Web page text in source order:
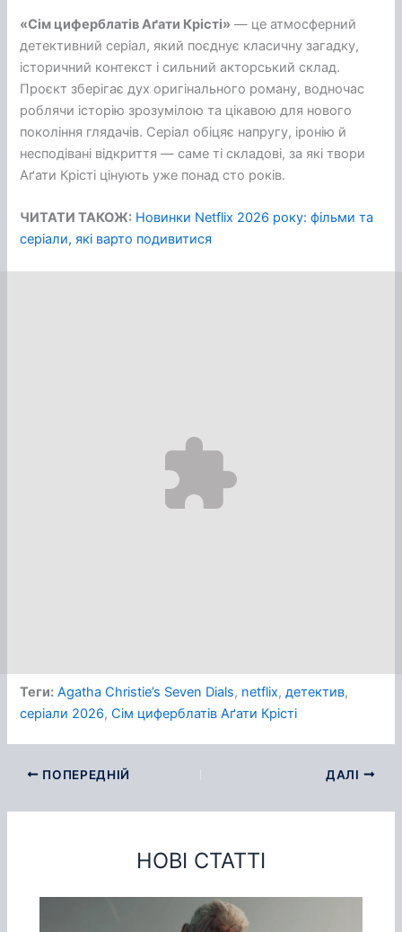
«Сім циферблатів Аґати Крісті» — це атмосферний
детективний серіал, який поєднує класичну загадку,
історичний контекст і сильний акторський склад.
Проєкт зберігає дух оригінального роману, водночас
роблячи історію зрозумілою та цікавою для нового
покоління глядачів. Серіал обіцяє напругу, іронію й
несподівані відкриття — саме ті складові, за які твори
Аґати Крісті цінують уже понад сто років.
ЧИТАТИ ТАКОЖ: Новинки Netflix 2026 року: фільми та
серіали, які варто подивитися
Теги: Agatha Christie’s Seven Dials, netflix, детектив
серіали 2026, Сім циферблатів Аґати Крісті
ПОПЕРЕДНІЙ ДАЛІ
НОВІ СТАТТІ